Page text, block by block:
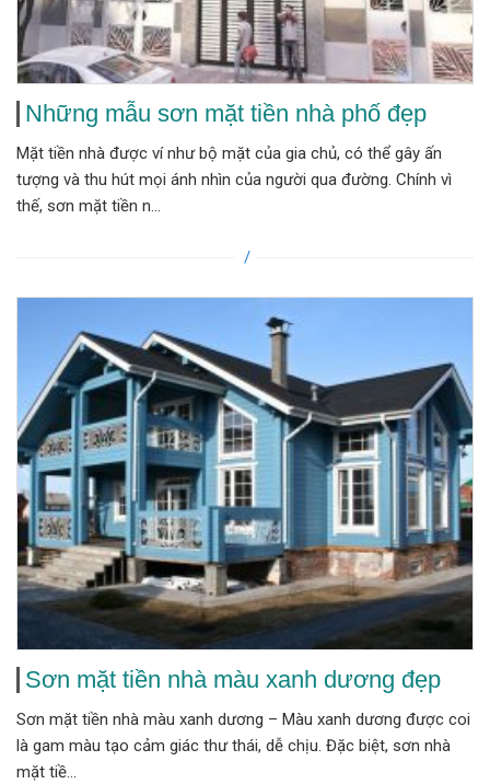
Những mẫu sơn mặt tiền nhà phố đẹp
Mặt tiền nhà được ví như bộ mặt của gia chủ, có thể gây ấn
tượng và thu hút mọi ánh nhìn của người qua đường. Chính vì
thế, sơn mặt tiền n...
Sơn mặt tiền nhà màu xanh dương đẹp
Sơn mặt tiền nhà màu xanh dương – Màu xanh dương được coi
là gam màu tạo cảm giác thư thái, dễ chịu. Đặc biệt, sơn nhà
mặt tiề...